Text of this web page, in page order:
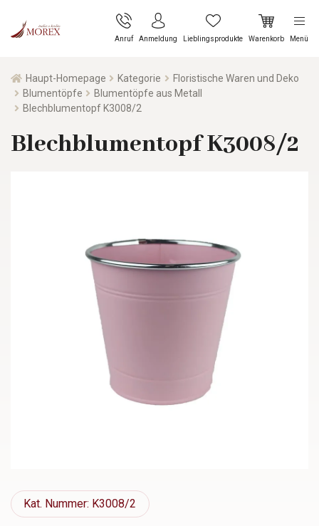
Anruf Anmeldung Lieblingsprodukte Warenkorb Menü
Haupt-Homepage Kategorie
Floristische Waren und Deko
Blumentöpfe
Blumentöpfe aus Metall
Blechblumentopf K3008/2
Blechblumentopf K3008/2
Kat. Nummer: K3008/2